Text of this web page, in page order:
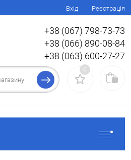
Вхід Реєстрація
+38 (067) 798-73-73
+38 (066) 890-08-84
+38 (063) 600-27-27
0